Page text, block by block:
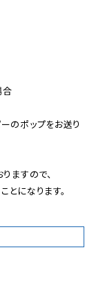
合
のポップをお送り
ますので、
とになります。